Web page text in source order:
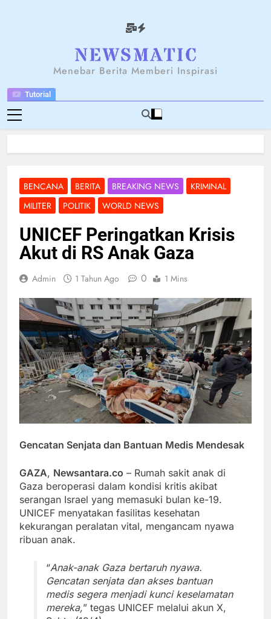
Tutorial
NEWSANTARA
Menebar Berita Memberi Inspirasi
BENCANA BERITA BREAKING NEWS
KRIMINAL
MILITER
POLITIK WORLD NEWS
UNICEF Peringatkan Krisis
Akut di RS Anak Gaza
Admin 1 Tahun Ago 0 1 Mins
Gencatan Senjata dan Bantuan Medis Mendesak
GAZA, Newsantara.co – Rumah sakit anak di
Gaza beroperasi dalam kondisi kritis akibat
serangan Israel yang memasuki bulan ke-19.
UNICEF menyatakan fasilitas kesehatan
kekurangan peralatan vital, mengancam nyawa
ribuan anak.
“Anak-anak Gaza bertaruh nyawa.
Gencatan senjata dan akses bantuan
medis segera menjadi kunci keselamatan
mereka,” tegas UNICEF melalui akun X,